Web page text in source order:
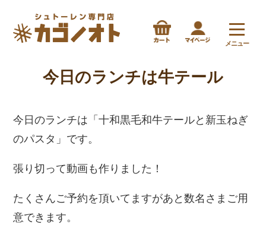
メニュー
今日のランチは牛テール
今日のランチは「十和黒毛和牛テールと新玉ねぎ
のパスタ」です。
張り切って動画も作りました！
たくさんご予約を頂いてますがあと数名さまご用
意できます。